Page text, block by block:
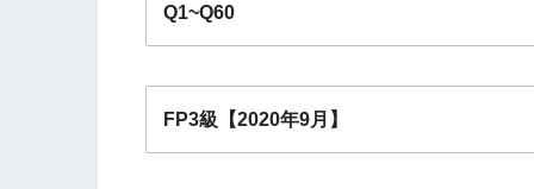
Q1~Q60
Q1 Q2
FP3級【2020年9月】